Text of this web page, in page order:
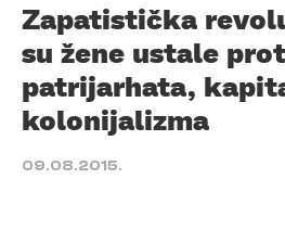
Zapatistička
su žene ustale
patrijarhata,
kolonijalizma
09.08.2015.